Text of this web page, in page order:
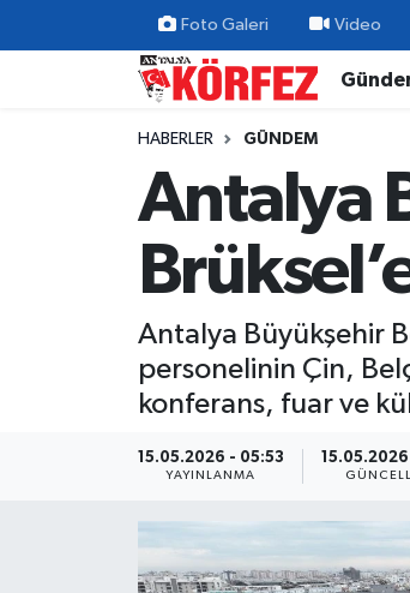
Foto Galeri Video
HABERLER GÜNDEM
Antalya
Antalya Büyükşehir
personelinin Çin,
konferans, fuar ve
15.05.2026 - 05:53
YAYINLANMA
Gündem
Yerel Yönetim
Nöbetçi Eczaneler
Trafik Durumu
Süper Lig Puan Durumu ve Fikstür
Tüm Manşetler
Son Dakika Haberleri
Haber Arşivi